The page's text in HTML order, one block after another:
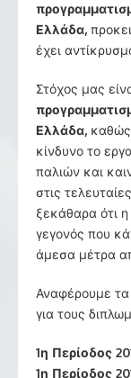
Ελλάδα,
έχει
Στόχος μας
Ελλάδα, καθώς
κίνδυνο το
παλιών και
στις
ξεκάθαρα ότι
γεγονός που
άμεσα μέτρα
Αναφέρουμε τα
για τους
1η Περίοδος
1η Περίοδος